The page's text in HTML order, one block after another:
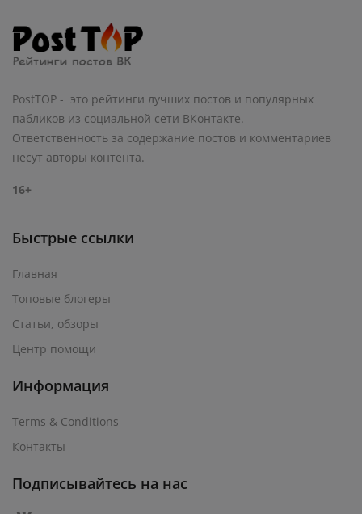
PostTOP - это рейтинги лучших постов и популярных
пабликов из социальной сети ВКонтакте.
Ответственность за содержание постов и комментариев
несут авторы контента.
16+
Быстрые ссылки
Главная
Топовые блогеры
Статьи, обзоры
Центр помощи
Информация
Terms & Conditions
Контакты
Подписывайтесь на нас